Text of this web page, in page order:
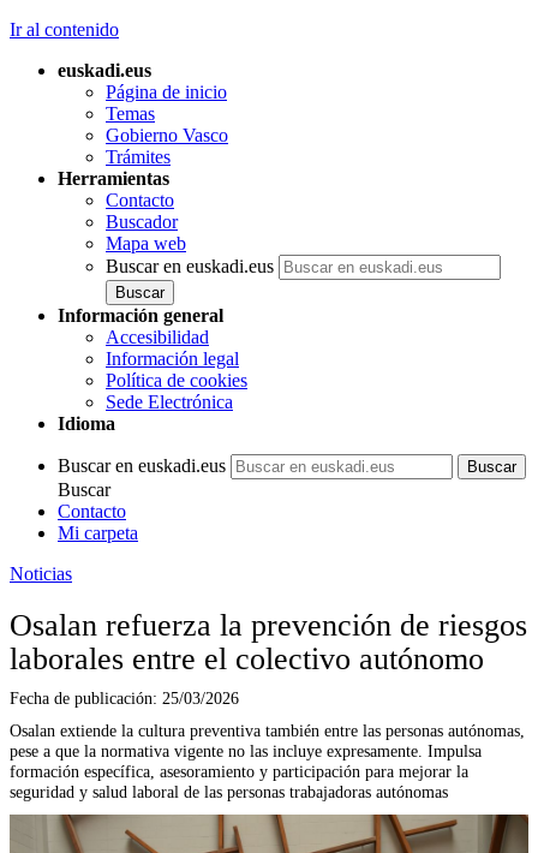
Ir al contenido
euskadi.eus
Página de inicio
Temas
Gobierno Vasco
Trámites
Herramientas
Contacto
Buscador
Mapa web
Buscar en euskadi.eus
Información general
Accesibilidad
Información legal
Política de cookies
Sede Electrónica
Idioma
Buscar en euskadi.eus
Buscar
Contacto
Mi carpeta
Noticias
Osalan refuerza la prevención de riesgos
laborales entre el colectivo autónomo
Fecha de publicación: 25/03/2026
Osalan extiende la cultura preventiva también entre las personas autónomas,
pese a que la normativa vigente no las incluye expresamente. Impulsa
formación específica, asesoramiento y participación para mejorar la
seguridad y salud laboral de las personas trabajadoras autónomas